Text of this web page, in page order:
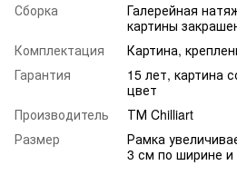
Сборка
Галерейная
картины
Комплектация
Картина,
Гарантия
15 лет, картина
цвет
Производитель
ТМ Chilliart
Размер
Рамка
3 см по ширине и